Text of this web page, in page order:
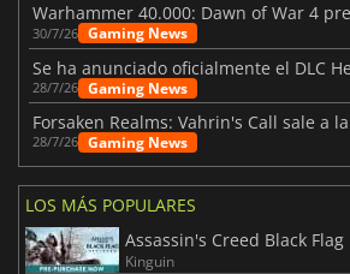
30/7/26 Gaming News
28/7/26 Gaming News
28/7/26 Gaming News
LOS MÁS POPULARES
Assassin's Creed Black Flag
Kinguin